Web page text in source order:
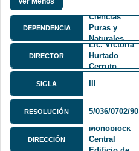
DEPENDENCIA
Ciencias
Puras y
Naturales
FCPN
DIRECTOR
Lic. Victoria
Hurtado
Cerruto
SIGLA
RESOLUCIÓN 5/036/0702/90
DIRECCIÓN
Av. Villazón
Monoblock
Central